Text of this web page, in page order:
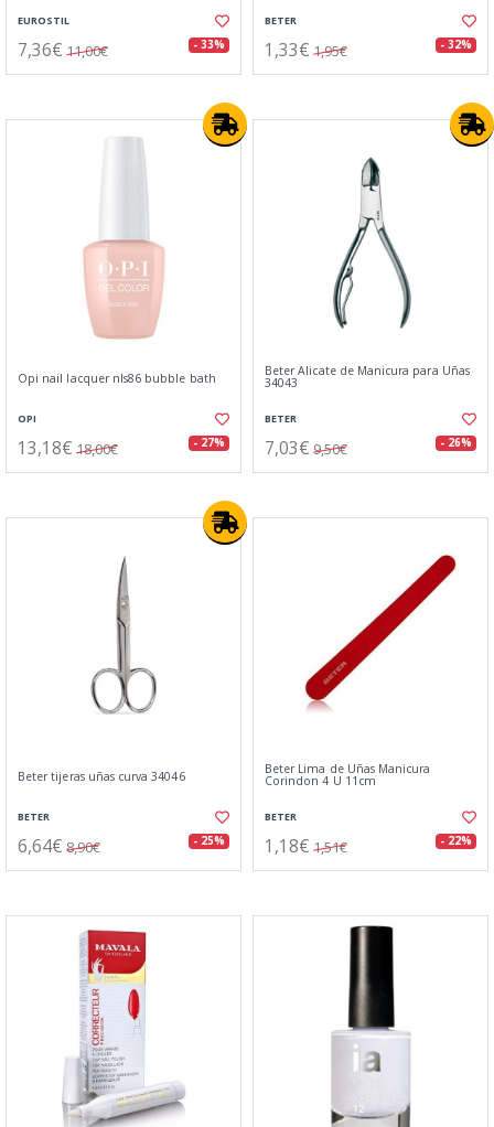
EUROSTIL
7,36€ 11,00€ - 33%
BETER
1,33€ 1,95€ - 32%
Opi nail lacquer nls86 bubble bath
OPI
13,18€ 18,00€ - 27%
Beter Alicate de Manicura para Uñas
34043
BETER
7,03€ 9,50€ - 26%
Beter tijeras uñas curva 34046
BETER
6,64€ 8,90€ - 25%
Beter Lima de Uñas Manicura
Corindon 4 U 11cm
BETER
1,18€ 1,51€ - 22%